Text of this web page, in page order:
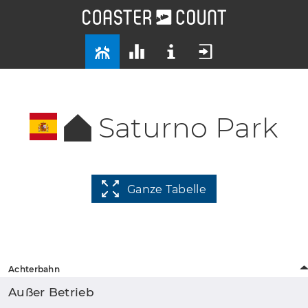
Saturno Park
Ganze Tabelle
Achterbahn
Außer Betrieb